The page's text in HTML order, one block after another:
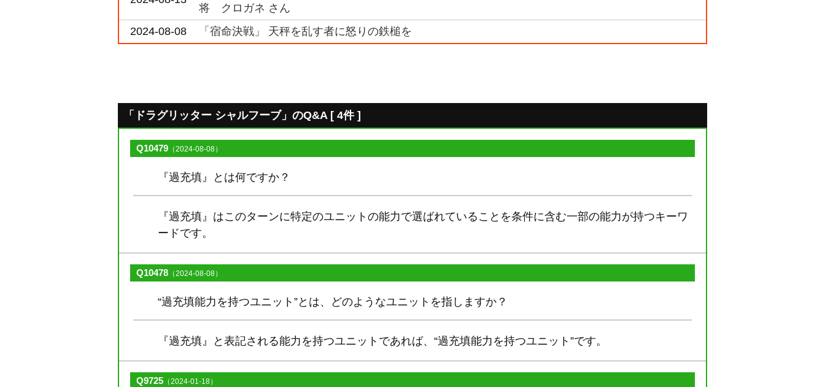
将 クロガネ さん
2024-08-08
「宿命決戦」 天秤を乱す者に怒りの鉄槌を
「ドラグリッター シャルフーブ」のQ&A [ 4件 ]
Q10479 （2024-08-08）
『過充填』とは何ですか？
『過充填』はこのターンに特定のユニットの能力で選ばれていることを条件に含む一部の能力が持つキーワ
ードです。
Q10478 （2024-08-08）
“過充填能力を持つユニット”とは、どのようなユニットを指しますか？
『過充填』と表記される能力を持つユニットであれば、“過充填能力を持つユニット”です。
Q9725 （2024-01-18）